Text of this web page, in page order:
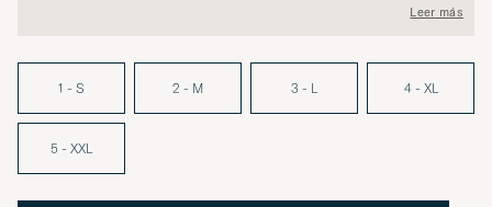
Leer más
1 - S 2 - M 3 - L 4 - XL
5 - XXL